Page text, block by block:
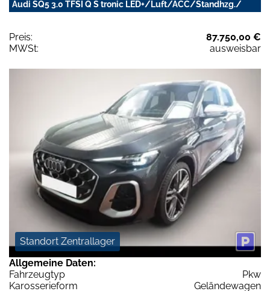
Audi SQ5 3.0 TFSI Q S tronic LED+/Luft/ACC/Standhzg./
Preis:
87.750,00 €
MWSt:
ausweisbar
Standort Zentrallager
Allgemeine Daten:
Fahrzeugtyp
Pkw
Karosserieform
Geländewagen